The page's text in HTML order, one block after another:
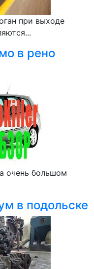
при выходе
в рено
очень большом
в подольске